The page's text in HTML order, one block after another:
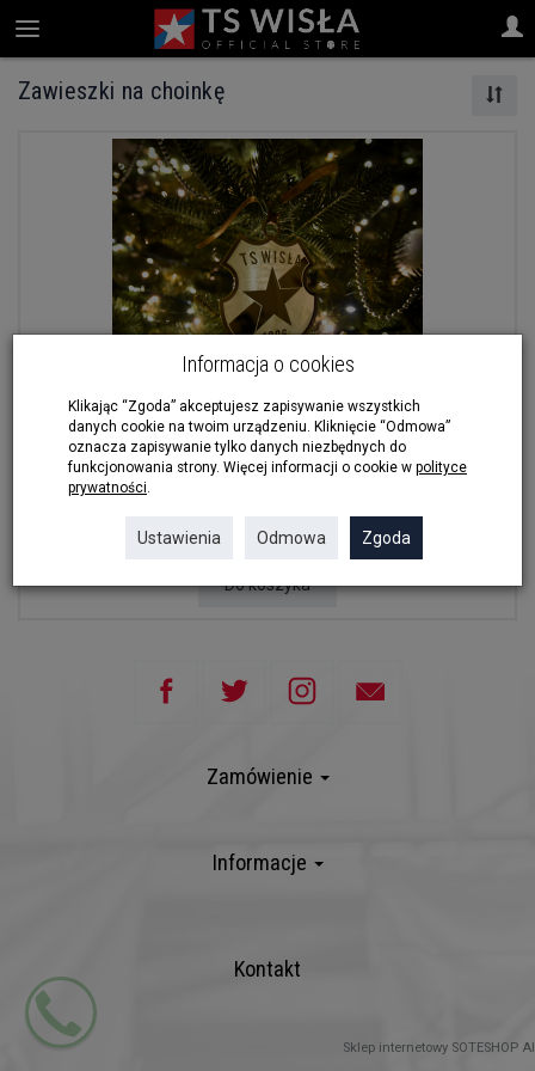
Zawieszki na choinkę
Zawieszka na choinkę "HERB"
20,00 zł
Do koszyka
Zamówienie
Informacje
Kontakt
Sklep internetowy SOTESHOP AI
Informacja o cookies
Klikając “Zgoda” akceptujesz zapisywanie wszystkich
danych cookie na twoim urządzeniu. Kliknięcie “Odmowa”
oznacza zapisywanie tylko danych niezbędnych do
funkcjonowania strony. Więcej informacji o cookie w polityce
prywatności.
Ustawienia Odmowa Zgoda